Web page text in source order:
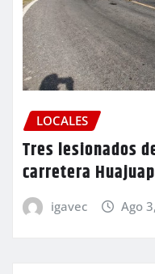
LOCALES
Tres lesionados
carretera
igavec Ago